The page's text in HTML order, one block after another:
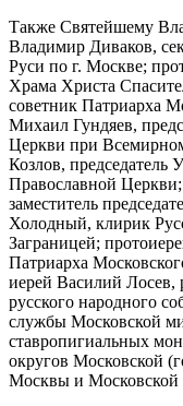
Также Святейшему
Владимир Диваков,
Руси по г. Москве;
Храма Христа
советник Патриарха
Михаил Гундяев,
Церкви при
Козлов, председатель
Православной
заместитель
Холодный, клирик
Заграницей;
Патриарха
иерей Василий Лосев,
русского народного
службы Московской
ставропигиальных
округов Московской
Москвы и Московской